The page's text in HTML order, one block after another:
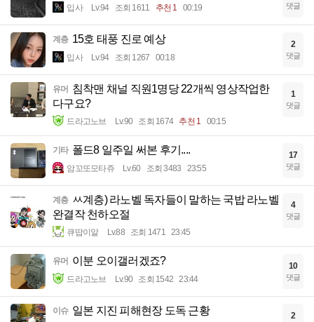
입사 Lv.94 조회 1611 추천 1 00:19 댓글
계층 15호 태풍 진로 예상
입사 Lv.94 조회 1267 00:18
2
댓글
유머 침착맨 채널 직원1명당 22개씩 영상작업한
다구요?
드라고노브 Lv.90 조회 1674 추천 1 00:15
1
댓글
기타 폴드8 일주일 써본 후기....
암꼬또모타쥬 Lv.60 조회 3483 23:55
17
댓글
계층 ㅆ계층) 라노벨 독자들이 말하는 국밥 라노벨
완결작 천하오절
큐땁이알 Lv.88 조회 1471 23:45
4
댓글
유머 이분 오이갤러겠죠?
드라고노브 Lv.90 조회 1542 23:44
10
댓글
이슈 일본 지진 피해현장 도독 근황 2